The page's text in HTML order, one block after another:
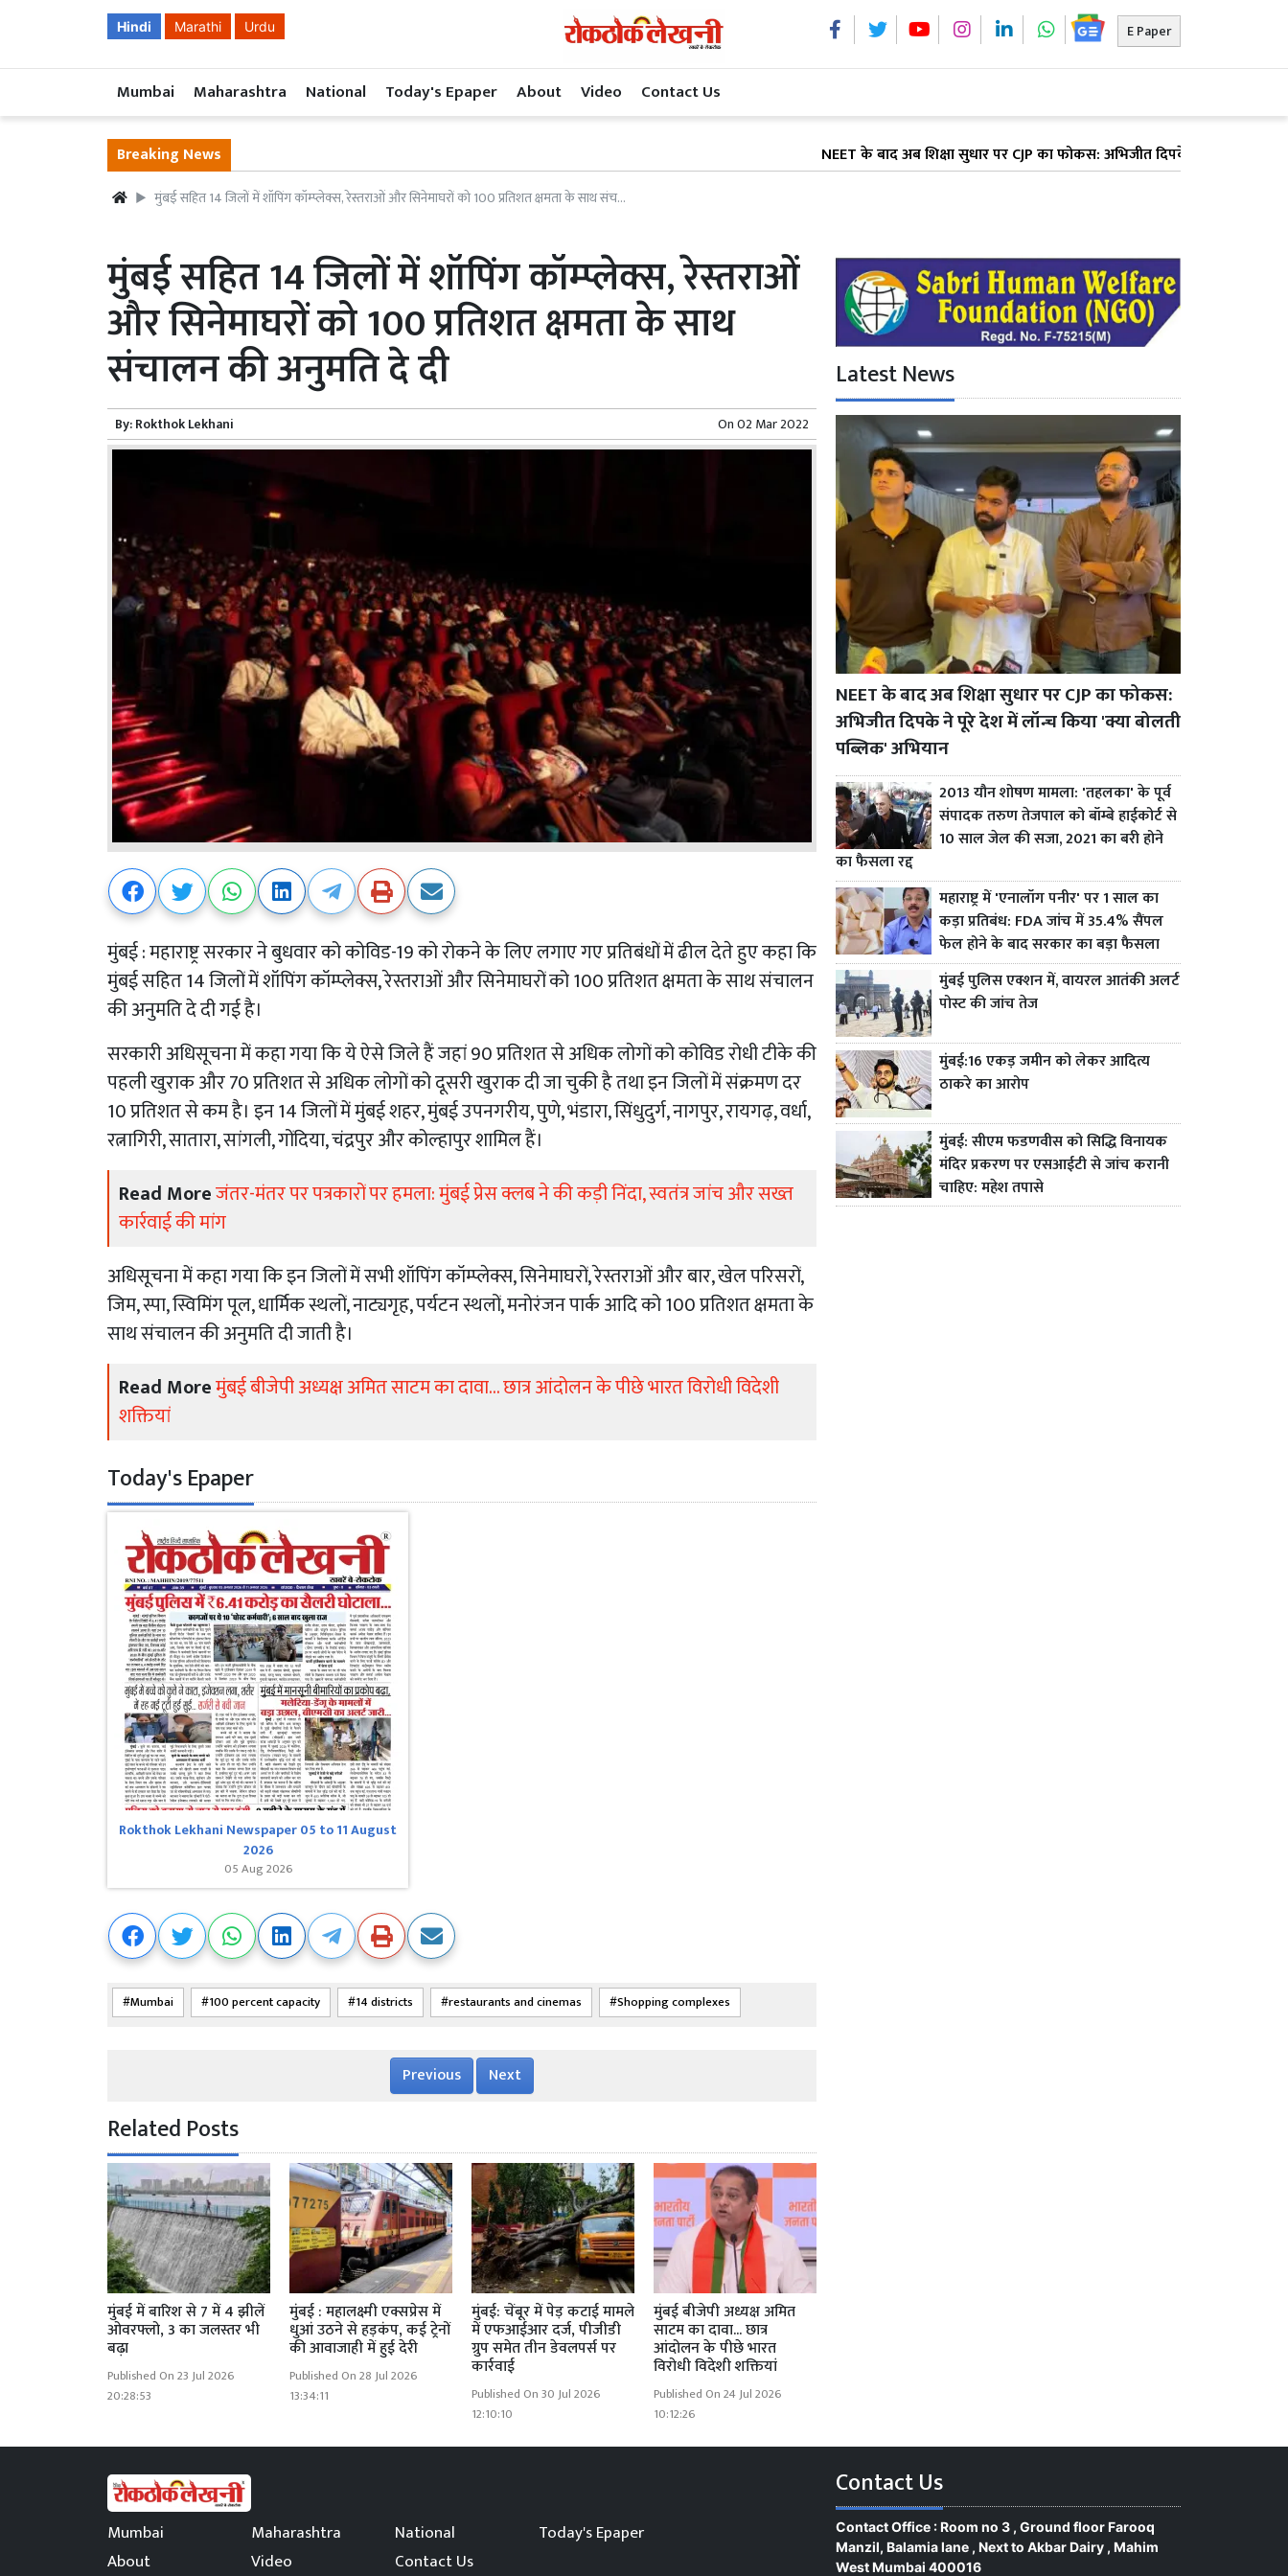
Hindi Marathi Urdu E Paper
Mumbai Maharashtra National Today's Epaper About Video Contact Us
Breaking News NEET के बाद अब शिक्षा सुधार पर CJP का फोकस: अभिजीत दिपके ने पूरे देश में लॉन्च किया
मुंबई सहित 14 जिलों में शॉपिंग कॉम्प्लेक्स, रेस्तराओं और सिनेमाघरों को 100 प्रतिशत क्षमता के साथ संच...
मुंबई सहित 14 जिलों में शॉपिंग कॉम्प्लेक्स, रेस्तराओं
और सिनेमाघरों को 100 प्रतिशत क्षमता के साथ
संचालन की अनुमति दे दी
By:Rokthok Lekhani On02 Mar 2022
मुंबई : महाराष्ट्र सरकार ने बुधवार को कोविड-19 को रोकने के लिए लगाए गए प्रतिबंधों में ढील देते हुए कहा कि
मुंबई सहित 14 जिलों में शॉपिंग कॉम्प्लेक्स, रेस्तराओं और सिनेमाघरों को 100 प्रतिशत क्षमता के साथ संचालन
की अनुमति दे दी गई है।
सरकारी अधिसूचना में कहा गया कि ये ऐसे जिले हैं जहां 90 प्रतिशत से अधिक लोगों को कोविड रोधी टीके की
पहली खुराक और 70 प्रतिशत से अधिक लोगों को दूसरी खुराक दी जा चुकी है तथा इन जिलों में संक्रमण दर
10 प्रतिशत से कम है। इन 14 जिलों में मुंबई शहर, मुंबई उपनगरीय, पुणे, भंडारा, सिंधुदुर्ग, नागपुर, रायगढ़, वर्धा,
रत्नागिरी, सातारा, सांगली, गोंदिया, चंद्रपुर और कोल्हापुर शामिल हैं।
Read Moreजंतर-मंतर पर पत्रकारों पर हमला: मुंबई प्रेस क्लब ने की कड़ी निंदा, स्वतंत्र जांच और सख्त
कार्रवाई की मांग
अधिसूचना में कहा गया कि इन जिलों में सभी शॉपिंग कॉम्प्लेक्स, सिनेमाघरों, रेस्तराओं और बार, खेल परिसरों,
जिम, स्पा, स्विमिंग पूल, धार्मिक स्थलों, नाट्यगृह, पर्यटन स्थलों, मनोरंजन पार्क आदि को 100 प्रतिशत क्षमता के
साथ संचालन की अनुमति दी जाती है।
Read Moreमुंबई बीजेपी अध्यक्ष अमित साटम का दावा... छात्र आंदोलन के पीछे भारत विरोधी विदेशी
शक्तियां
Today's Epaper
Rokthok Lekhani Newspaper 05 to 11 August
2026
05 Aug 2026
Mumbai 100 percent capacity 14 districts restaurants and cinemas Shopping complexes
Previous Next
Related Posts
मुंबई में बारिश से 7 में 4 झीलें
ओवरफ्लो, 3 का जलस्तर भी
बढ़ा
Published On 23 Jul 2026
20:28:53
मुंबई : महालक्ष्मी एक्सप्रेस में
धुआं उठने से हड़कंप, कई ट्रेनों
की आवाजाही में हुई देरी
Published On 28 Jul 2026
13:34:11
मुंबई: चेंबूर में पेड़ कटाई मामले
में एफआईआर दर्ज, पीजीडी
ग्रुप समेत तीन डेवलपर्स पर
कार्रवाई
Published On 30 Jul 2026
12:10:10
मुंबई बीजेपी अध्यक्ष अमित
साटम का दावा... छात्र
आंदोलन के पीछे भारत
विरोधी विदेशी शक्तियां
Published On 24 Jul 2026
10:12:26
Latest News
NEET के बाद अब शिक्षा सुधार पर CJP का फोकस:
अभिजीत दिपके ने पूरे देश में लॉन्च किया 'क्या बोलती
पब्लिक' अभियान
2013 यौन शोषण मामला: 'तहलका' के पूर्व
संपादक तरुण तेजपाल को बॉम्बे हाईकोर्ट से
10 साल जेल की सजा, 2021 का बरी होने
का फैसला रद्द
महाराष्ट्र में 'एनालॉग पनीर' पर 1 साल का
कड़ा प्रतिबंध: FDA जांच में 35.4% सैंपल
फेल होने के बाद सरकार का बड़ा फैसला
मुंबई पुलिस एक्शन में, वायरल आतंकी अलर्ट
पोस्ट की जांच तेज
मुंबई:16 एकड़ जमीन को लेकर आदित्य
ठाकरे का आरोप
मुंबई: सीएम फडणवीस को सिद्धि विनायक
मंदिर प्रकरण पर एसआईटी से जांच करानी
चाहिए: महेश तपासे
Mumbai Maharashtra National
Today's Epaper
About
Video Contact Us
Contact Us
Contact Office : Room no 3 , Ground floor Farooq
Manzil, Balamia lane , Next to Akbar Dairy , Mahim
West Mumbai 400016